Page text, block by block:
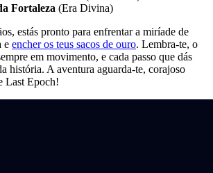
Fortaleza (Era Divina)
estás pronto para enfrentar a miríade de
e encher os teus sacos de ouro. Lembra-te, o
em movimento, e cada passo que dás
história. A aventura aguarda-te, corajoso
Last Epoch!